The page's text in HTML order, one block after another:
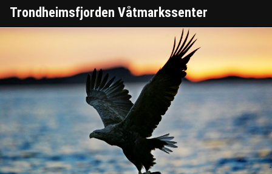
Trondheimsfjorden Våtmarkssenter